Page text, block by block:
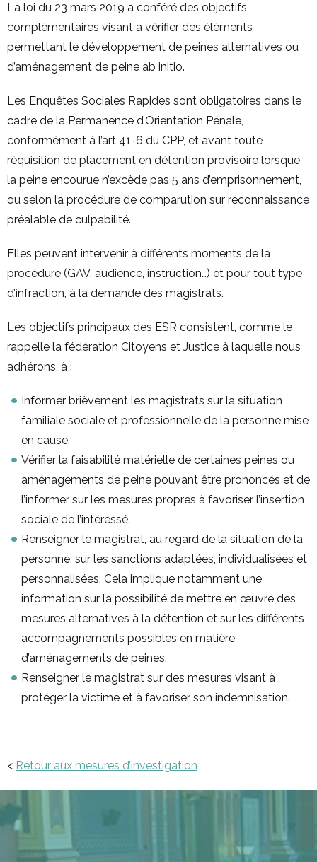
La loi du 23 mars 2019 a conféré des objectifs
complémentaires visant à vérifier des éléments
permettant le développement de peines alternatives ou
d’aménagement de peine ab initio.
Les Enquêtes Sociales Rapides sont obligatoires dans le
cadre de la Permanence d’Orientation Pénale,
conformément à l’art 41-6 du CPP, et avant toute
réquisition de placement en détention provisoire lorsque
la peine encourue n’excède pas 5 ans d’emprisonnement,
ou selon la procédure de comparution sur reconnaissance
préalable de culpabilité.
Elles peuvent intervenir à différents moments de la
procédure (GAV, audience, instruction…) et pour tout type
d’infraction, à la demande des magistrats.
Les objectifs principaux des ESR consistent, comme le
rappelle la fédération Citoyens et Justice à laquelle nous
adhérons, à :
Informer brièvement les magistrats sur la situation
familiale sociale et professionnelle de la personne mise
en cause.
Vérifier la faisabilité matérielle de certaines peines ou
aménagements de peine pouvant être prononcés et de
l’informer sur les mesures propres à favoriser l’insertion
sociale de l’intéressé.
Renseigner le magistrat, au regard de la situation de la
personne, sur les sanctions adaptées, individualisées et
personnalisées. Cela implique notamment une
information sur la possibilité de mettre en œuvre des
mesures alternatives à la détention et sur les différents
accompagnements possibles en matière
d’aménagements de peines.
Renseigner le magistrat sur des mesures visant à
protéger la victime et à favoriser son indemnisation.
< Retour aux mesures d’investigation